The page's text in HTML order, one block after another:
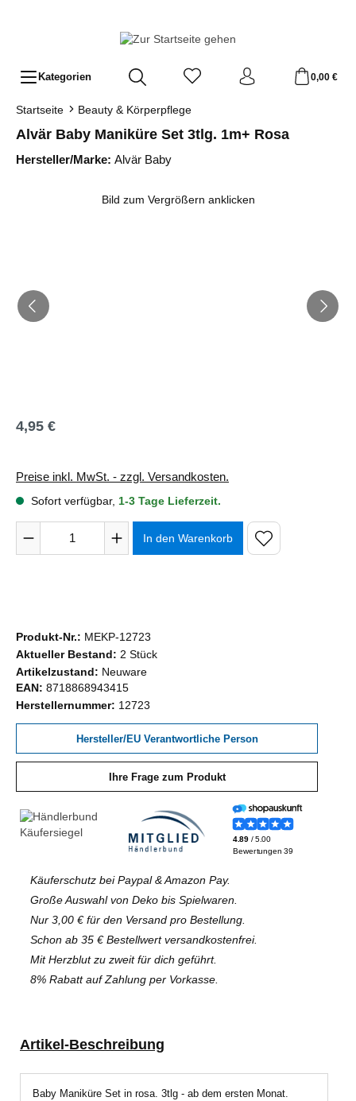
Kategorien 0,00 €
Startseite Beauty & Körperpflege
Alvär Baby Maniküre Set 3tlg. 1m+ Rosa
Hersteller/Marke: Alvär Baby
Bild zum Vergrößern anklicken
Regulärer Preis:
4,95 €
Preise inkl. MwSt. - zzgl. Versandkosten.
Sofort verfügbar, 1-3 Tage Lieferzeit.
Produkt Anzahl: Gib den gewünschten Wert ein oder
In den Warenkorb
Produkt-Nr.: MEKP-12723
Aktueller Bestand: 2 Stück
Artikelzustand: Neuware
EAN: 8718868943415
Herstellernummer: 12723
Hersteller/EU Verantwortliche Person
Ihre Frage zum Produkt
Käuferschutz bei Paypal & Amazon Pay.
Große Auswahl von Deko bis Spielwaren.
Nur 3,00 € für den Versand pro Bestellung.
Schon ab 35 € Bestellwert versandkostenfrei.
Mit Herzblut zu zweit für dich geführt.
8% Rabatt auf Zahlung per Vorkasse.
Artikel-Beschreibung
Baby Maniküre Set in rosa. 3tlg - ab dem ersten Monat.